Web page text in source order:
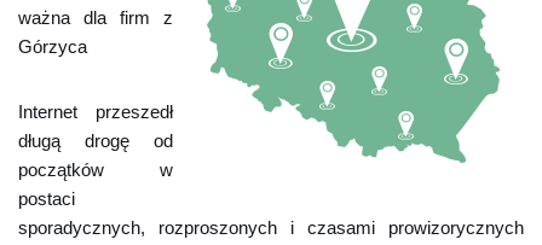
ważna dla firm z
Górzyca
Internet przeszedł
długą drogę od
początków w
postaci
sporadycznych, rozproszonych i czasami prowizorycznych